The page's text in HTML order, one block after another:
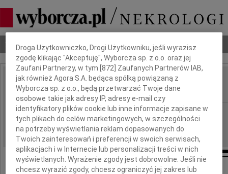
Nekrologi Odeszli Poradnik pogrzebowy
IMIĘ I NAZWISKO: Witold Skaruch
REGION: Warszawa
DATA EMISJI: 22.02.2010
Dbamy o Twoją prywatność
Droga Użytkowniczko, Drogi Użytkowniku, jeśli wyrazisz
zgodę klikając "Akceptuję", Wyborcza sp. z o.o. oraz jej
Zaufani Partnerzy, w tym [872] Zaufanych Partnerów IAB,
jak również Agora S.A. będąca spółką powiązaną z
Wyborcza sp. z o.o., będą przetwarzać Twoje dane
osobowe takie jak adresy IP, adresy e-mail czy
identyfikatory plików cookie lub inne informacje zapisane w
tych plikach do celów marketingowych, w szczególności
na potrzeby wyświetlania reklam dopasowanych do
Twoich zainteresowań i preferencji w swoich serwisach,
aplikacjach i w Internecie lub personalizacji treści w nich
wyświetlanych. Wyrażenie zgody jest dobrowolne. Jeśli nie
chcesz wyrazić zgody, chcesz ograniczyć jej zakres lub